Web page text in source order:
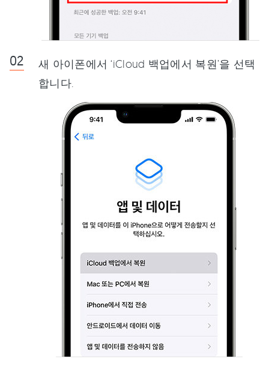
새 아이폰에서 ‘iCloud 백업에서 복원’을 선택
합니다.